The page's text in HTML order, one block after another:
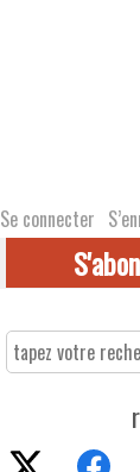
Se connecter